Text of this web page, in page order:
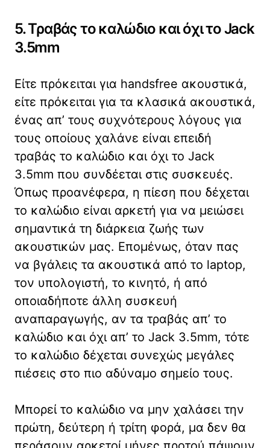
5. Τραβάς το καλώδιο και όχι το Jack
3.5mm
Είτε πρόκειται για handsfree ακουστικά,
είτε πρόκειται για τα κλασικά ακουστικά,
ένας απ’ τους συχνότερους λόγους για
τους οποίους χαλάνε είναι επειδή
τραβάς το καλώδιο και όχι το Jack
3.5mm που συνδέεται στις συσκευές.
Όπως προανέφερα, η πίεση που δέχεται
το καλώδιο είναι αρκετή για να μειώσει
σημαντικά τη διάρκεια ζωής των
ακουστικών μας. Επομένως, όταν πας
να βγάλεις τα ακουστικά από το laptop,
τον υπολογιστή, το κινητό, ή από
οποιαδήποτε άλλη συσκευή
αναπαραγωγής, αν τα τραβάς απ’ το
καλώδιο και όχι απ’ το Jack 3.5mm, τότε
το καλώδιο δέχεται συνεχώς μεγάλες
πιέσεις στο πιο αδύναμο σημείο τους.
Μπορεί το καλώδιο να μην χαλάσει την
πρώτη, δεύτερη ή τρίτη φορά, μα δεν θα